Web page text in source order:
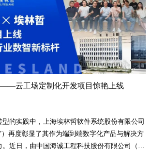
云工场定制化开发项目惊艳上线
的实践中，上海埃林哲软件系统股份有限公司
）再度彰显了其作为端到端数字化产品与解决方
近日，由中国海诚工程科技股份有限公司（以